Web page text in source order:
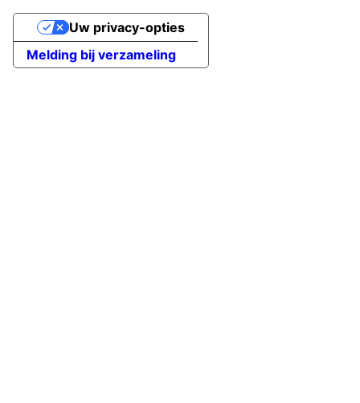
Melding bij verzameling
Uw privacy-opties